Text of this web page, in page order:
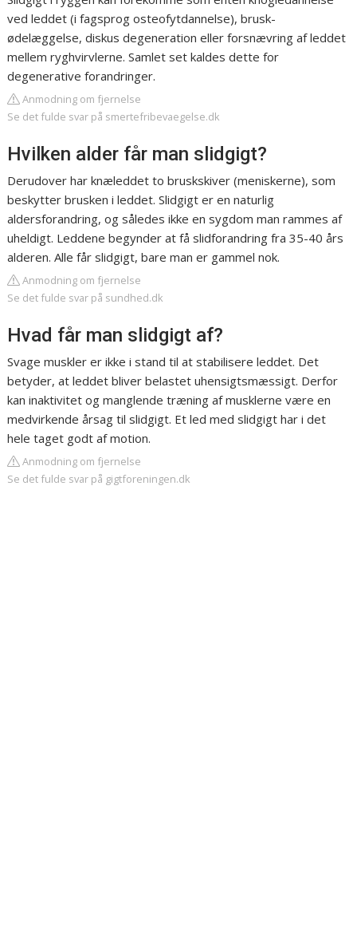
ved leddet (i fagsprog osteofytdannelse), brusk-
ødelæggelse, diskus degeneration eller forsnævring af leddet
mellem ryghvirvlerne. Samlet set kaldes dette for
degenerative forandringer.
Anmodning om fjernelse
Se det fulde svar på smertefribevaegelse.dk
Hvilken alder får man slidgigt?
Derudover har knæleddet to bruskskiver (meniskerne), som
beskytter brusken i leddet. Slidgigt er en naturlig
aldersforandring, og således ikke en sygdom man rammes af
uheldigt. Leddene begynder at få slidforandring fra 35-40 års
alderen. Alle får slidgigt, bare man er gammel nok.
Anmodning om fjernelse
Se det fulde svar på sundhed.dk
Hvad får man slidgigt af?
Svage muskler er ikke i stand til at stabilisere leddet. Det
betyder, at leddet bliver belastet uhensigtsmæssigt. Derfor
kan inaktivitet og manglende træning af musklerne være en
medvirkende årsag til slidgigt. Et led med slidgigt har i det
hele taget godt af motion.
Anmodning om fjernelse
Se det fulde svar på gigtforeningen.dk